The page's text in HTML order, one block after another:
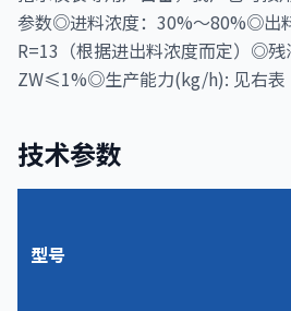
参数◎进料浓度：30%～80%◎出
R=13（根据进出料浓度而定）◎
ZW≤1%◎生产能力(kg/h): 见右表
技术参数
型号